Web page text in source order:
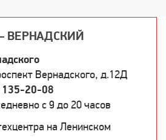
ВЕРНАДСКИЙ
Вернадского, д.12Д
20-08
c 9 до 20 часов